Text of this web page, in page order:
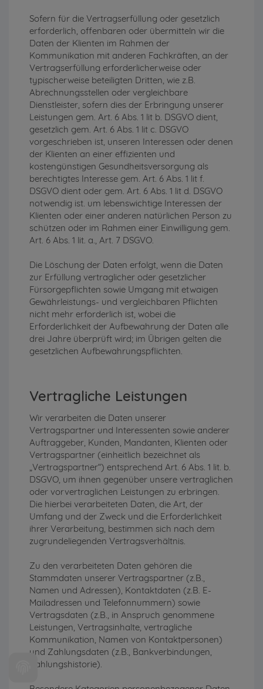
Sofern für die Vertragserfüllung oder gesetzlich
erforderlich, offenbaren oder übermitteln wir die
Daten der Klienten im Rahmen der
Kommunikation mit anderen Fachkräften, an der
Vertragserfüllung erforderlicherweise oder
typischerweise beteiligten Dritten, wie z.B.
Abrechnungsstellen oder vergleichbare
Dienstleister, sofern dies der Erbringung unserer
Leistungen gem. Art. 6 Abs. 1 lit b. DSGVO dient,
gesetzlich gem. Art. 6 Abs. 1 lit c. DSGVO
vorgeschrieben ist, unseren Interessen oder denen
der Klienten an einer effizienten und
kostengünstigen Gesundheitsversorgung als
berechtigtes Interesse gem. Art. 6 Abs. 1 lit f.
DSGVO dient oder gem. Art. 6 Abs. 1 lit d. DSGVO
notwendig ist. um lebenswichtige Interessen der
Klienten oder einer anderen natürlichen Person zu
schützen oder im Rahmen einer Einwilligung gem.
Art. 6 Abs. 1 lit. a., Art. 7 DSGVO.
Die Löschung der Daten erfolgt, wenn die Daten
zur Erfüllung vertraglicher oder gesetzlicher
Fürsorgepflichten sowie Umgang mit etwaigen
Gewährleistungs- und vergleichbaren Pflichten
nicht mehr erforderlich ist, wobei die
Erforderlichkeit der Aufbewahrung der Daten alle
drei Jahre überprüft wird; im Übrigen gelten die
gesetzlichen Aufbewahrungspflichten.
Vertragliche Leistungen
Wir verarbeiten die Daten unserer
Vertragspartner und Interessenten sowie anderer
Auftraggeber, Kunden, Mandanten, Klienten oder
Vertragspartner (einheitlich bezeichnet als
„Vertragspartner“) entsprechend Art. 6 Abs. 1 lit. b.
DSGVO, um ihnen gegenüber unsere vertraglichen
oder vorvertraglichen Leistungen zu erbringen.
Die hierbei verarbeiteten Daten, die Art, der
Umfang und der Zweck und die Erforderlichkeit
ihrer Verarbeitung, bestimmen sich nach dem
zugrundeliegenden Vertragsverhältnis.
Zu den verarbeiteten Daten gehören die
Stammdaten unserer Vertragspartner (z.B.,
Namen und Adressen), Kontaktdaten (z.B. E-
Mailadressen und Telefonnummern) sowie
Vertragsdaten (z.B., in Anspruch genommene
Leistungen, Vertragsinhalte, vertragliche
Kommunikation, Namen von Kontaktpersonen)
und Zahlungsdaten (z.B., Bankverbindungen,
Zahlungshistorie).